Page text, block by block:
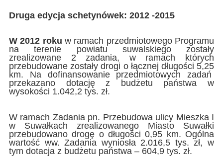
Druga edycja schetynówek: 2012 -2015
W 2012 roku w ramach przedmiotowego Programu
na terenie powiatu suwalskiego zostały
zrealizowane 2 zadania, w ramach których
przebudowane zostały drogi o łącznej długości 5,25
km. Na dofinansowanie przedmiotowych zadań
przekazano dotację z budżetu państwa w
wysokości 1.042,2 tys. zł.
W ramach Zadania pn. Przebudowa ulicy Mieszka I
w Suwałkach zrealizowanego Miasto Suwałki
przebudowano drogę o długości 0,95 km. Ogólna
wartość ww. Zadania wyniosła 2.016,5 tys. zł, w
tym dotacja z budżetu państwa – 604,9 tys. zł.